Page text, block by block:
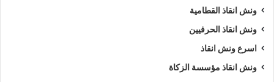
ونش انقاذ القطامية
ونش انقاذ الحرفيين
اسرع ونش انقاذ
ونش انقاذ مؤسسة الزكاة